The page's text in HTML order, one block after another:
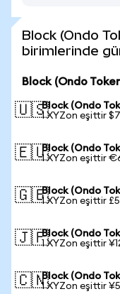
Block (Ondo
birimlerinde
Block (Ondo
🇺🇸Block (Ondo
1 XYZon eşittir
🇪🇺Block (Ondo
1 XYZon eşittir
🇬🇧Block (Ondo
1 XYZon eşittir
🇯🇵Block (Ondo
1 XYZon eşittir
🇨🇳Block (Ondo
1 XYZon eşittir